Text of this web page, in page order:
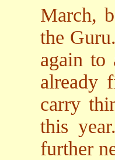
March,
the
again to
already
carry
this
further